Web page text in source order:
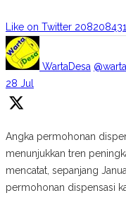
Like on Twitter
WartaDesa
28 Jul
Angka permohonan
menunjukkan tren
mencatat, sepanjang
permohonan dispensasi